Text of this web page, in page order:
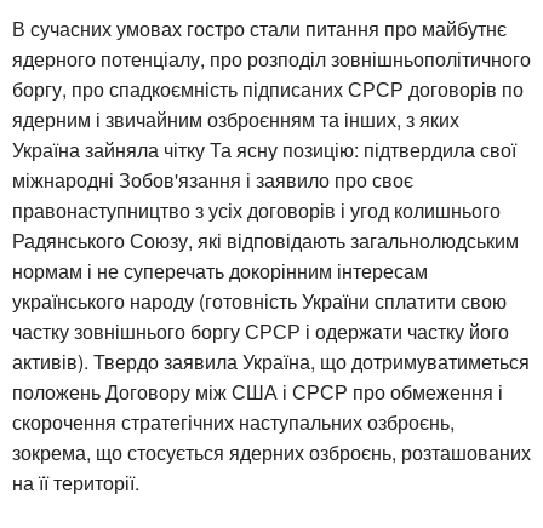
В сучасних умовах гостро стали питання про майбутнє
ядерного потенціалу, про розподіл зовнішньополітичного
боргу, про спадкоємність підписаних СРСР договорів по
ядерним і звичайним озброєнням та інших, з яких
Україна зайняла чітку Та ясну позицію: підтвердила свої
міжнародні Зобов'язання і заявило про своє
правонаступництво з усіх договорів і угод колишнього
Радянського Союзу, які відповідають загальнолюдським
нормам і не суперечать докорінним інтересам
українського народу (готовність України сплатити свою
частку зовнішнього боргу СРСР і одержати частку його
активів). Твердо заявила Україна, що дотримуватиметься
положень Договору між США і СРСР про обмеження і
скорочення стратегічних наступальних озброєнь,
зокрема, що стосується ядерних озброєнь, розташованих
на її території.